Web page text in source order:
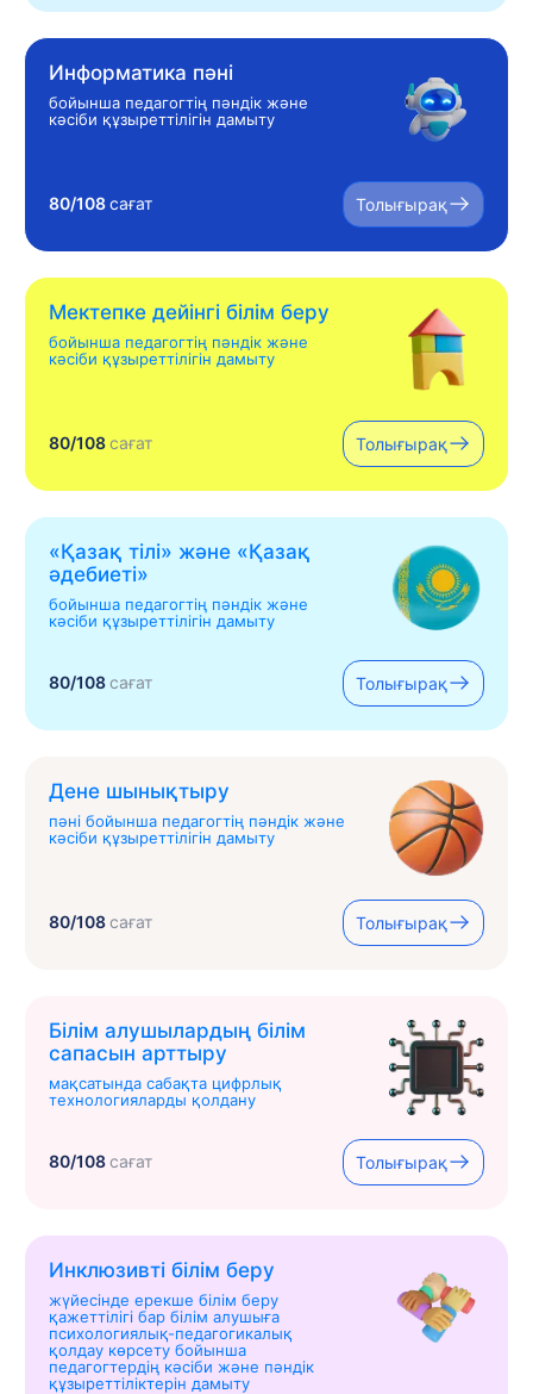
Информатика пәні
бойынша педагогтің пәндік және
кәсіби құзыреттілігін дамыту
80/108сағат Толығырақ
Мектепке дейінгі білім беру
бойынша педагогтің пәндік және
кәсіби құзыреттілігін дамыту
80/108сағат Толығырақ
«Қазақ тілі» жəне «Қазақ
əдебиеті»
бойынша педагогтің пәндік және
кәсіби құзыреттілігін дамыту
80/108сағат Толығырақ
Дене шынықтыру
пәні бойынша педагогтің пәндік және
кәсіби құзыреттілігін дамыту
80/108сағат Толығырақ
Білім алушылардың білім
сапасын арттыру
мақсатында сабақта цифрлық
технологияларды қолдану
80/108сағат Толығырақ
Инклюзивті білім беру
жүйесінде ерекше білім беру
қажеттілігі бар білім алушыға
психологиялық-педагогикалық
қолдау көрсету бойынша
педагогтердің кәсіби және пәндік
құзыреттіліктерін дамыту